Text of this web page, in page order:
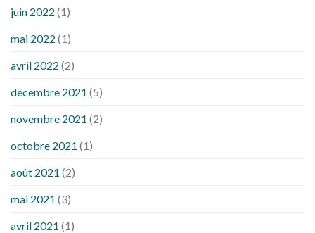
juin 2022 (1)
mai 2022 (1)
avril 2022 (2)
décembre 2021 (5)
novembre 2021 (2)
octobre 2021 (1)
août 2021 (2)
mai 2021 (3)
avril 2021 (1)